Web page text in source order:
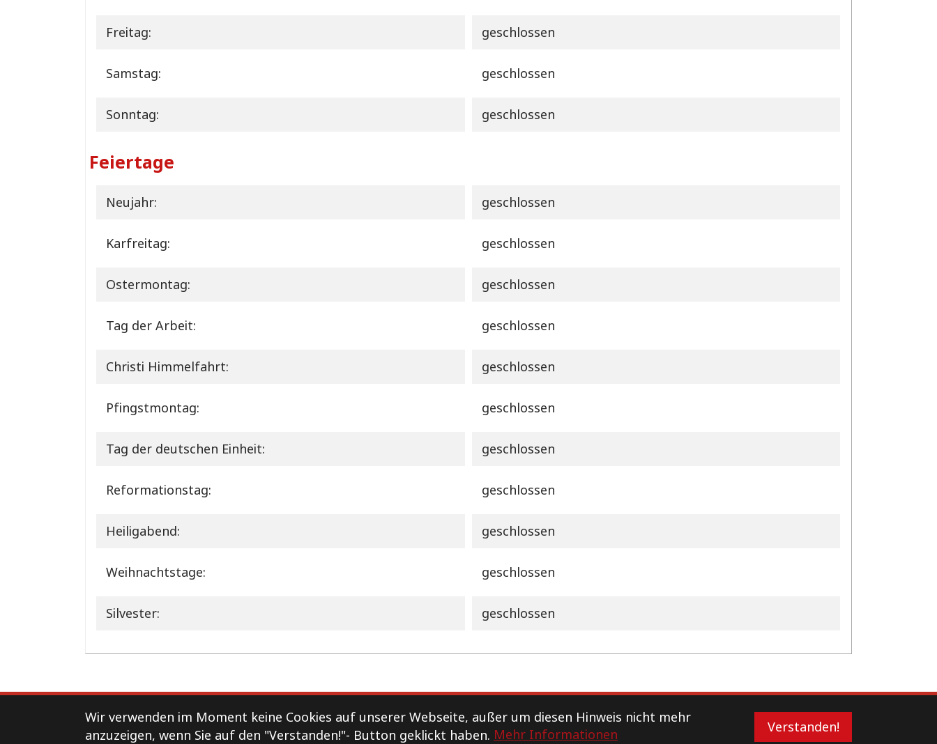
Wir verwenden im Moment keine Cookies auf unserer Webseite, außer um diesen Hinweis nicht mehr
anzuzeigen, wenn Sie auf den "Verstanden!"- Button geklickt haben. Mehr Informationen Verstanden!
Freitag: geschlossen
Samstag: geschlossen
Sonntag: geschlossen
Feiertage
Neujahr: geschlossen
Karfreitag: geschlossen
Ostermontag: geschlossen
Tag der Arbeit: geschlossen
Christi Himmelfahrt: geschlossen
Pfingstmontag: geschlossen
Tag der deutschen Einheit: geschlossen
Reformationstag: geschlossen
Heiligabend: geschlossen
Weihnachtstage: geschlossen
Silvester: geschlossen
Support Kontakt Impressum Datenschutz